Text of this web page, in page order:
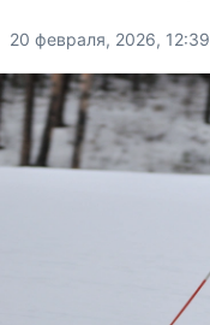
20 февраля, 2026, 12:39